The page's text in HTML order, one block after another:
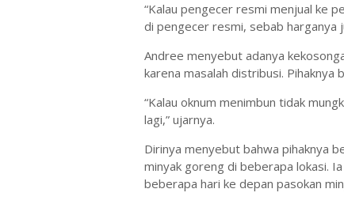
“Kalau pengecer resmi menjual ke
di pengecer resmi, sebab harganya
Andree menyebut adanya
karena masalah distribusi. Pihaknya
“Kalau oknum menimbun tidak
lagi,” ujarnya.
Dirinya menyebut bahwa pihaknya
minyak goreng di beberapa lokasi.
beberapa hari ke depan pasokan